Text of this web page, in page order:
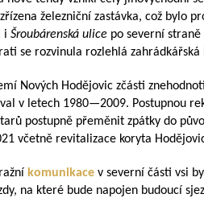
železniční zastávka, což bylo
i Šroubárenská ulice po severní
se rozvinula rozlehlá zahrádkářská
Nových Hodějovic zčásti
v letech 1980—2009. Postupnou
postupně přeměnit zpátky do
včetně revitalizace koryta
komunikace v severní části vsi
na které bude napojen budoucí